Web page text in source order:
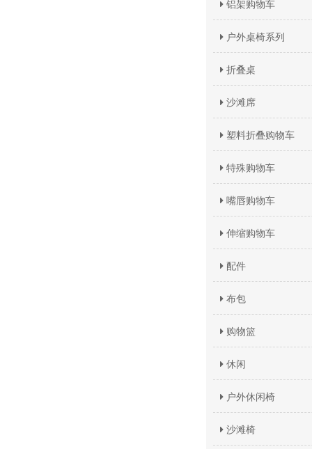
铝架购物车
户外桌椅系列
折叠桌
沙滩席
塑料折叠购物车
特殊购物车
嘴唇购物车
伸缩购物车
配件
布包
购物篮
休闲
户外休闲椅
沙滩椅